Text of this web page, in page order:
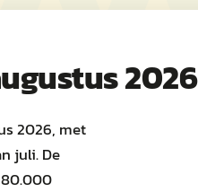
2026
2026, met
juli. De
80.000